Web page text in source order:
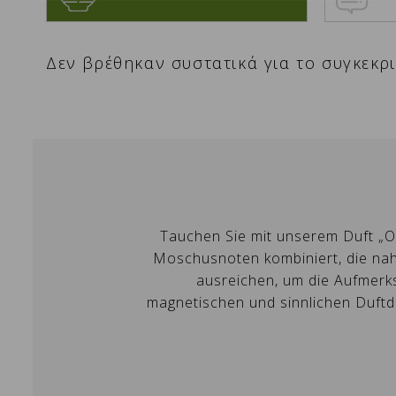
Δεν βρέθηκαν συστατικά για το
Tauchen Sie mit unserem Duft
Moschusnoten kombiniert, die
ausreichen, um die
magnetischen und sinnlichen